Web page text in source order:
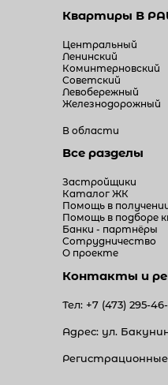
Квартиры В
Центральный
Ленинский
Коминтерновский
Советский
Левобережный
Железнодорожный
В области
Все разделы
Застройщики
Каталог ЖК
Помощь в
Помощь в подборе
Банки - партнёры
Сотрудничество
О проекте
Контакты и
Тел: +7 (473) 295-
Адрес: ул.